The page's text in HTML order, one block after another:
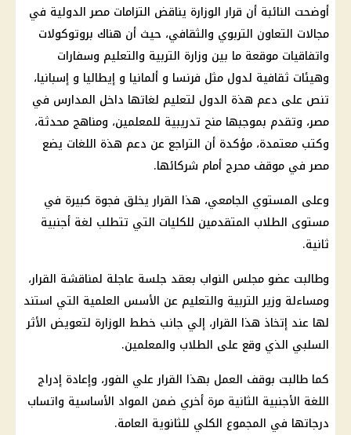
أوضحت النائبة أن قرار الوزارة يناقض التزامات مصر الدولية في
مجالات التعاون التربوي والثقافي، حيث أن هناك بروتوكولات
واتفاقيات موقعة ما بين وزارة التربية والتعليم وسفارات
وهيئات ثقافية لدول مثل فرنسا و ألمانيا و إيطاليا و إسبانيا،
تنص على دعم هذة الدول لتعليم لغاتها داخل المدارس في
مصر، وتقدم بموجبها منح تدريبية للمعلمين، ومناهج محدثة،
وكتب معتمدة، مؤكدة أن التراجع عن دعم هذة اللغات يضع
مصر في موقف محرج أمام شركائها.
وعلى المستوي الجامعي، هذا القرار يخلق فجوة كبيرة في
مستوى الطلاب المتقدمين للكليات التي تتطلب لغة أجنبية
ثانية.
وطالبت عضو مجلس النواب بعقد جلسة عاجلة لمناقشة القرار،
ومساءلة وزير التربية والتعليم عن الأسس العلمية التي استند
لها عند إتخاذ هذا القرار، إلي جانب خطط الوزارة لتعويض الأثر
السلبي الذي وقع على الطلاب والمعلمين.
كما طالبت بوقف العمل بهذا القرار علي الفور، وإعادة إدراج
اللغة الأجنبية الثانية مرة أخري ضمن المواد الأساسية واتساب
درجاتها في المجموع الكلي للثانوية العامة.